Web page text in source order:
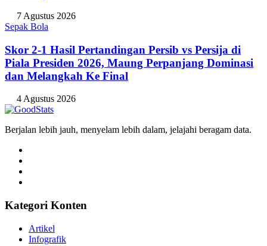
7 Agustus 2026
Sepak Bola
Skor 2-1 Hasil Pertandingan Persib vs Persija di
Piala Presiden 2026, Maung Perpanjang Dominasi
dan Melangkah Ke Final
4 Agustus 2026
Berjalan lebih jauh, menyelam lebih dalam, jelajahi beragam data.
Kategori Konten
Artikel
Infografik